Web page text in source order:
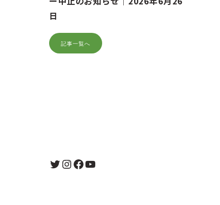
日
記事一覧へ
Twitter
Instagram
Facebook
YouTube